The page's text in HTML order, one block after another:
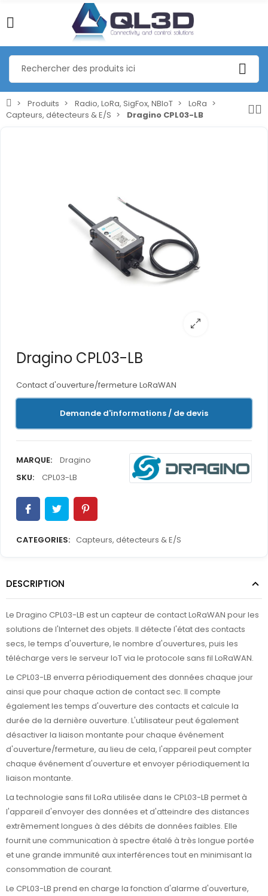
Produits Radio, LoRa, SigFox, NBIoT
LoRa
Capteurs, détecteurs & E/S
Dragino CPL03-LB
Dragino CPL03-LB
Contact d'ouverture/fermeture LoRaWAN
Demande d'informations / de devis
MARQUE:
Dragino
SKU:
CPL03-LB
CATEGORIES: Capteurs, détecteurs & E/S
DESCRIPTION
Le Dragino CPL03-LB est un capteur de contact LoRaWAN pour les
solutions de l'Internet des objets. Il détecte l'état des contacts
secs, le temps d'ouverture, le nombre d'ouvertures, puis les
télécharge vers le serveur IoT via le protocole sans fil LoRaWAN.
Le CPL03-LB enverra périodiquement des données chaque jour
ainsi que pour chaque action de contact sec. Il compte
également les temps d'ouverture des contacts et calcule la
durée de la dernière ouverture. L'utilisateur peut également
désactiver la liaison montante pour chaque événement
d'ouverture/fermeture, au lieu de cela, l'appareil peut compter
chaque événement d'ouverture et envoyer périodiquement la
liaison montante.
La technologie sans fil LoRa utilisée dans le CPL03-LB permet à
l'appareil d'envoyer des données et d'atteindre des distances
extrêmement longues à des débits de données faibles. Elle
fournit une communication à spectre étalé à très longue portée
et une grande immunité aux interférences tout en minimisant la
consommation de courant.
Le CPL03-LB prend en charge la fonction d'alarme d'ouverture,